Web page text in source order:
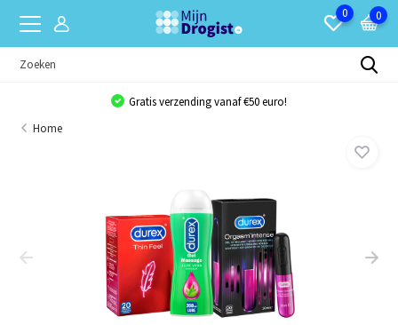
0 0
Gratis verzending vanaf €50 euro!
Home